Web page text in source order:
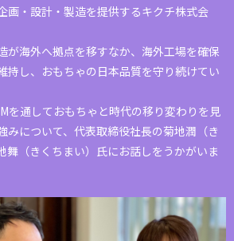
画・設計・製造を提供するキクチ株式会
が海外へ拠点を移すなか、海外工場を確保
持し、おもちゃの日本品質を守り続けてい
を通しておもちゃと時代の移り変わりを見
みについて、代表取締役社長の菊地潤（き
舞（きくちまい）氏にお話しをうかがいま